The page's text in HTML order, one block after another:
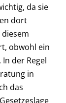
da sie
dort
obwohl ein
der Regel
in
das